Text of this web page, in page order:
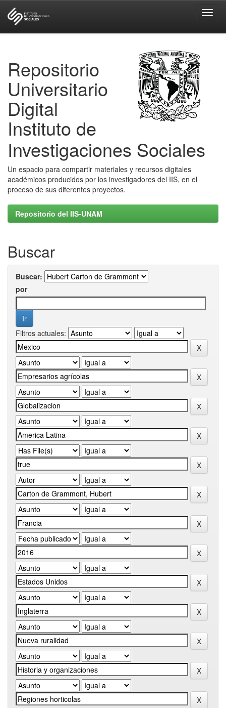
Repositorio
Universitario
Digital
Instituto de
Investigaciones Sociales
Un espacio para compartir materiales y recursos digitales
académicos producidos por los investigadores del IIS, en el
proceso de sus diferentes proyectos.
Repositorio del IIS-UNAM
Buscar
Buscar:
por
Filtros actuales: